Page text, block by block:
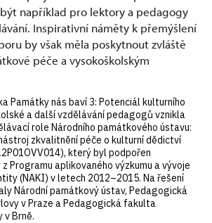
například pro lektory a pedagogy
Inspirativní náměty k přemýšlení
by však měla poskytnout zvláště
péče a vysokoškolským
Památky nás baví 3: Potenciál kulturního
a další vzdělávání pedagogů vznikla
role Národního památkového ústavu:
zkvalitnění péče o kulturní dědictví
který byl podpořen
Programu aplikovaného výzkumu a vývoje
(NAKI) v letech 2012–2015. Na řešení
Národní památkový ústav, Pedagogická
v Praze a Pedagogická fakulta
v Brně.